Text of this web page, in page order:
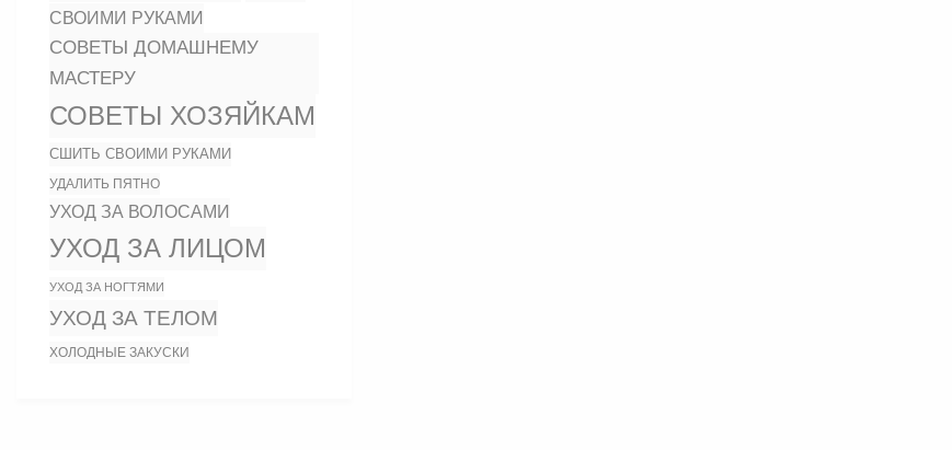
СВОИМИ РУКАМИ
СОВЕТЫ ДОМАШНЕМУ
МАСТЕРУ
СОВЕТЫ ХОЗЯЙКАМ
СШИТЬ СВОИМИ РУКАМИ
УДАЛИТЬ ПЯТНО
УХОД ЗА ВОЛОСАМИ
УХОД ЗА ЛИЦОМ
УХОД ЗА НОГТЯМИ
УХОД ЗА ТЕЛОМ
ХОЛОДНЫЕ ЗАКУСКИ